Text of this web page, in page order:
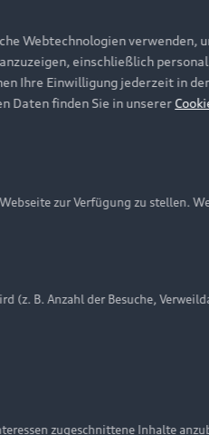
Einstellungen Cookie-
Abbildungen auf dieser
Webtechnologien verwenden,
einschließlich
Ihre Einwilligung jederzeit in
Daten finden Sie in unserer
zur Verfügung zu stellen.
B. Anzahl der Besuche,
zugeschnittene Inhalte